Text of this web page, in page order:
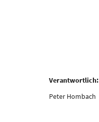
Verantwortlich:
Peter Hombach